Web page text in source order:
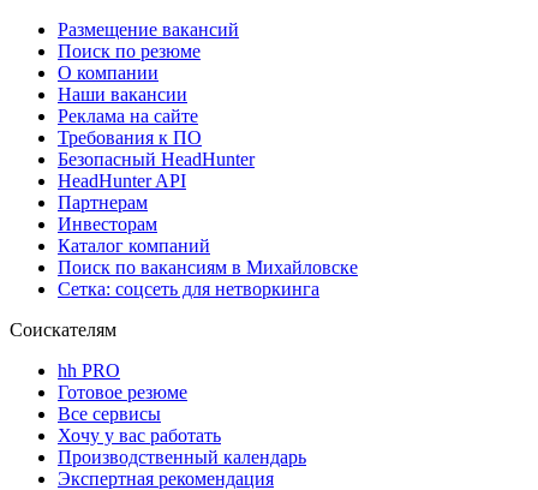
Размещение вакансий
Поиск по резюме
О компании
Наши вакансии
Реклама на сайте
Требования к ПО
Безопасный HeadHunter
HeadHunter API
Партнерам
Инвесторам
Каталог компаний
Поиск по вакансиям в Михайловске
Сетка: соцсеть для нетворкинга
Соискателям
hh PRO
Готовое резюме
Все сервисы
Хочу у вас работать
Производственный календарь
Экспертная рекомендация